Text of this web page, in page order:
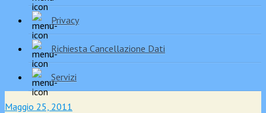
Privacy
Richiesta Cancellazione Dati
Servizi
Maggio 25, 2011